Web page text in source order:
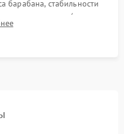
барабана, стабильности
насоса (откачка
скрипов, стуков или